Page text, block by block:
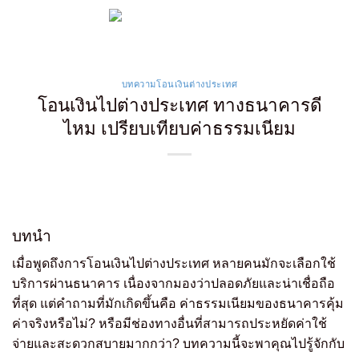
บทความโอนเงินต่างประเทศ
โอนเงินไปต่างประเทศ ทางธนาคารดี
ไหม เปรียบเทียบค่าธรรมเนียม
บทนำ
เมื่อพูดถึงการโอนเงินไปต่างประเทศ หลายคนมักจะเลือกใช้
บริการผ่านธนาคาร เนื่องจากมองว่าปลอดภัยและน่าเชื่อถือ
ที่สุด แต่คำถามที่มักเกิดขึ้นคือ ค่าธรรมเนียมของธนาคารคุ้ม
ค่าจริงหรือไม่? หรือมีช่องทางอื่นที่สามารถประหยัดค่าใช้
จ่ายและสะดวกสบายมากกว่า? บทความนี้จะพาคุณไปรู้จักกับ